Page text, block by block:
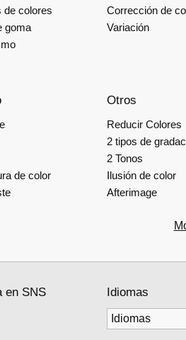
de colores
goma
Corrección de
Variación
de color
Otros
Reducir Colores
2 tipos de
2 Tonos
Ilusión de color
Afterimage
en SNS Idiomas